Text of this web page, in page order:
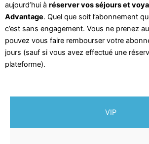
aujourd’hui à réserver vos séjours et
Advantage. Quel que soit l’abonnement
c’est sans engagement. Vous ne prenez
pouvez vous faire rembourser votre
jours (sauf si vous avez effectué une
plateforme).
VIP